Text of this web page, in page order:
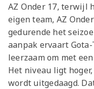
AZ Onder 17, terwijl
eigen team, AZ
gedurende het
aanpak ervaart
leerzaam om met
Het niveau ligt
wordt uitgedaagd.